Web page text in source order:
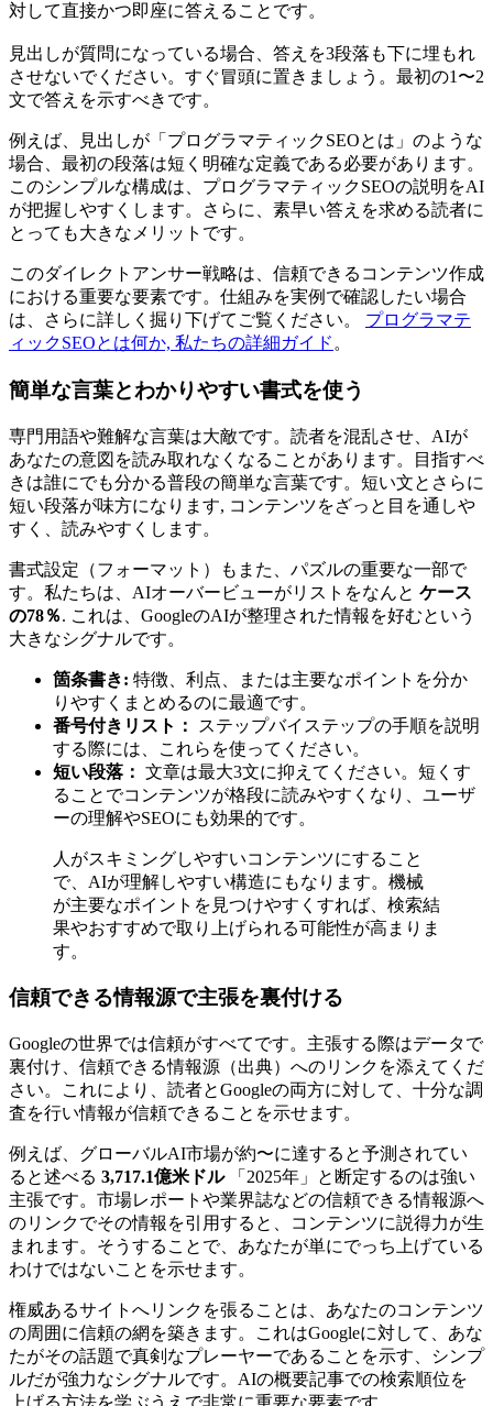
対して直接かつ即座に答えることです。
見出しが質問になっている場合、答えを3段落も下に埋もれ
させないでください。すぐ冒頭に置きましょう。最初の1〜2
文で答えを示すべきです。
例えば、見出しが「プログラマティックSEOとは」のような
場合、最初の段落は短く明確な定義である必要があります。
このシンプルな構成は、プログラマティックSEOの説明をAI
が把握しやすくします。さらに、素早い答えを求める読者に
とっても大きなメリットです。
このダイレクトアンサー戦略は、信頼できるコンテンツ作成
における重要な要素です。仕組みを実例で確認したい場合
は、さらに詳しく掘り下げてご覧ください。 プログラマテ
ィックSEOとは何か, 私たちの詳細ガイド 。
簡単な言葉とわかりやすい書式を使う
専門用語や難解な言葉は大敵です。読者を混乱させ、AIが
あなたの意図を読み取れなくなることがあります。目指すべ
きは誰にでも分かる普段の簡単な言葉です。短い文とさらに
短い段落が味方になります, コンテンツをざっと目を通しや
すく、読みやすくします。
書式設定（フォーマット）もまた、パズルの重要な一部で
す。私たちは、AIオーバービューがリストをなんと ケース
の78％. これは、GoogleのAIが整理された情報を好むという
大きなシグナルです。
箇条書き: 特徴、利点、または主要なポイントを分か
りやすくまとめるのに最適です。
番号付きリスト：
ステップバイステップの手順を説明
する際には、これらを使ってください。
短い段落： 文章は最大3文に抑えてください。短くす
ることでコンテンツが格段に読みやすくなり、ユーザ
ーの理解やSEOにも効果的です。
人がスキミングしやすいコンテンツにすること
で、AIが理解しやすい構造にもなります。機械
が主要なポイントを見つけやすくすれば、検索結
果やおすすめで取り上げられる可能性が高まりま
す。
信頼できる情報源で主張を裏付ける
Googleの世界では信頼がすべてです。主張する際はデータで
裏付け、信頼できる情報源（出典）へのリンクを添えてくだ
さい。これにより、読者とGoogleの両方に対して、十分な調
査を行い情報が信頼できることを示せます。
例えば、グローバルAI市場が約〜に達すると予測されてい
ると述べる 3,717.1億米ドル「2025年」と断定するのは強い
主張です。市場レポートや業界誌などの信頼できる情報源へ
のリンクでその情報を引用すると、コンテンツに説得力が生
まれます。そうすることで、あなたが単にでっち上げている
わけではないことを示せます。
権威あるサイトへリンクを張ることは、あなたのコンテンツ
の周囲に信頼の網を築きます。これはGoogleに対して、あな
たがその話題で真剣なプレーヤーであることを示す、シンプ
ルだが強力なシグナルです。AIの概要記事での検索順位を
上げる方法を学ぶうえで非常に重要な要素です。